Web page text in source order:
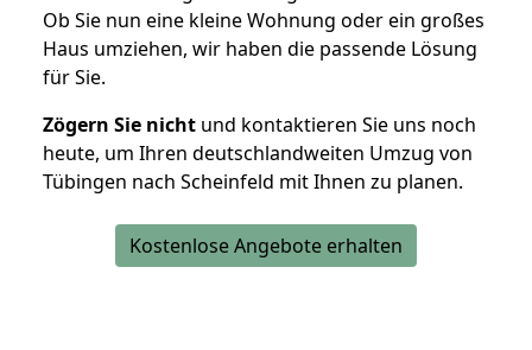
Ob Sie nun eine kleine Wohnung oder ein großes
Haus umziehen, wir haben die passende Lösung
für Sie.
Zögern Sie nicht und kontaktieren Sie uns noch
heute, um Ihren deutschlandweiten Umzug von
Tübingen nach Scheinfeld mit Ihnen zu planen.
Kostenlose Angebote erhalten